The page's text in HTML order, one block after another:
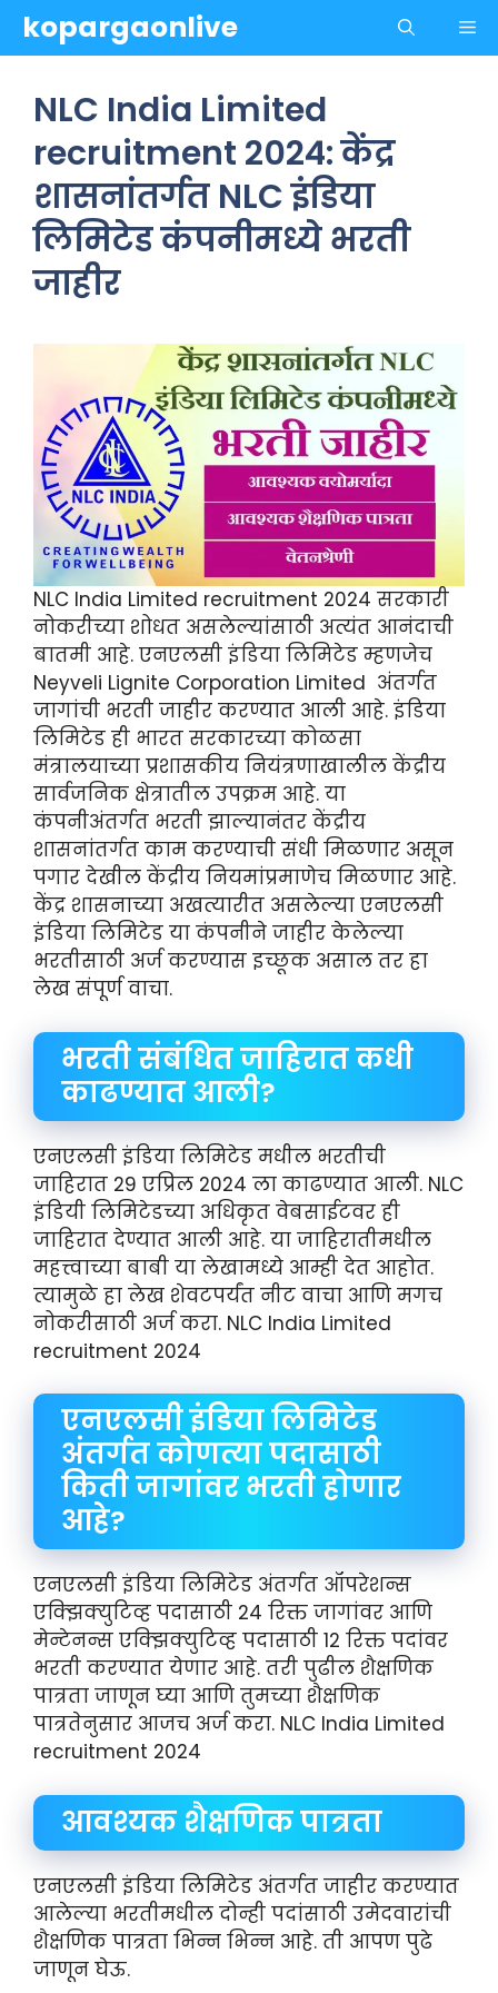
Skipkopargaonlive
NLC India Limited
recruitment 2024: केंद्र
शासनांतर्गत NLC इंडिया
लिमिटेड कंपनीमध्ये भरती
जाहीर
NLC India Limited recruitment 2024 सरकारी
नोकरीच्या शोधत असलेल्यांसाठी अत्यंत आनंदाची
बातमी आहे. एनएलसी इंडिया लिमिटेड म्हणजेच
Neyveli Lignite Corporation Limited अंतर्गत
जागांची भरती जाहीर करण्यात आली आहे. इंडिया
लिमिटेड ही भारत सरकारच्या कोळसा
मंत्रालयाच्या प्रशासकीय नियंत्रणाखालील केंद्रीय
सार्वजनिक क्षेत्रातील उपक्रम आहे. या
कंपनीअंतर्गत भरती झाल्यानंतर केंद्रीय
शासनांतर्गत काम करण्याची संधी मिळणार असून
पगार देखील केंद्रीय नियमांप्रमाणेच मिळणार आहे.
केंद्र शासनाच्या अखत्यारीत असलेल्या एनएलसी
इंडिया लिमिटेड या कंपनीने जाहीर केलेल्या
भरतीसाठी अर्ज करण्यास इच्छूक असाल तर हा
लेख संपूर्ण वाचा.
भरती संबंधित जाहिरात कधी
काढण्यात आली?
एनएलसी इंडिया लिमिटेड मधील भरतीची
जाहिरात 29 एप्रिल 2024 ला काढण्यात आली. NLC
इंडियी लिमिटेडच्या अधिकृत वेबसाईटवर ही
जाहिरात देण्यात आली आहे. या जाहिरातीमधील
महत्त्वाच्या बाबी या लेखामध्ये आम्ही देत आहोत.
त्यामुळे हा लेख शेवटपर्यंत नीट वाचा आणि मगच
नोकरीसाठी अर्ज करा. NLC India Limited
recruitment 2024
एनएलसी इंडिया लिमिटेड
अंतर्गत कोणत्या पदासाठी
किती जागांवर भरती होणार
आहे?
एनएलसी इंडिया लिमिटेड अंतर्गत ऑपरेशन्स
एक्झिक्युटिव्ह पदासाठी 24 रिक्त जागांवर आणि
मेन्टेनन्स एक्झिक्युटिव्ह पदासाठी 12 रिक्त पदांवर
भरती करण्यात येणार आहे. तरी पुढील शैक्षणिक
पात्रता जाणून घ्या आणि तुमच्या शैक्षणिक
पात्रतेनुसार आजच अर्ज करा. NLC India Limited
recruitment 2024
आवश्यक शैक्षणिक पात्रता
एनएलसी इंडिया लिमिटेड अंतर्गत जाहीर करण्यात
आलेल्या भरतीमधील दोन्ही पदांसाठी उमेदवारांची
शैक्षणिक पात्रता भिन्न भिन्न आहे. ती आपण पुढे
जाणून घेऊ.